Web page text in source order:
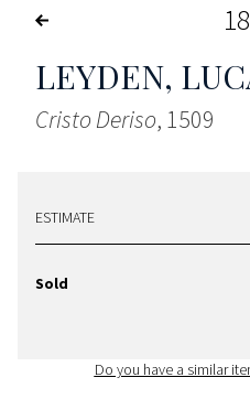
LEYDEN,
Cristo Deriso, 1509
ESTIMATE
Sold
Do you have a similar